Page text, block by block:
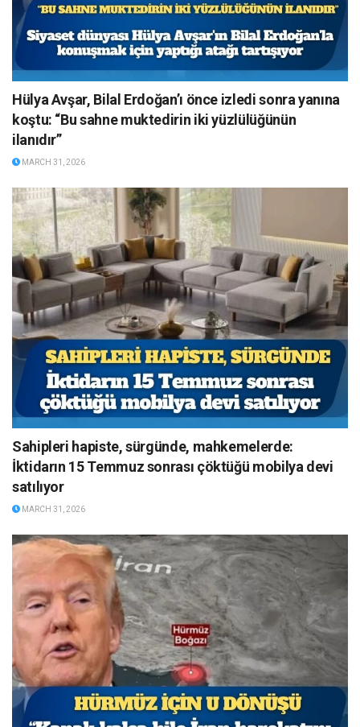
Hülya Avşar, Bilal Erdoğan’ı önce izledi sonra yanına
koştu: “Bu sahne muktedirin iki yüzlülüğünün
ilanıdır”
MARCH 31, 2026
Sahipleri hapiste, sürgünde, mahkemelerde:
İktidarın 15 Temmuz sonrası çöktüğü mobilya devi
satılıyor
MARCH 31, 2026